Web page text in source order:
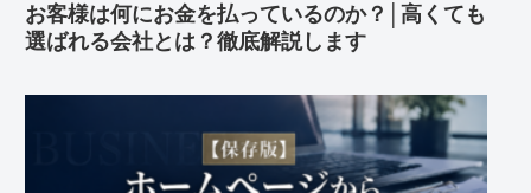
お客様は何にお金を払っているのか？│高くても
選ばれる会社とは？徹底解説します